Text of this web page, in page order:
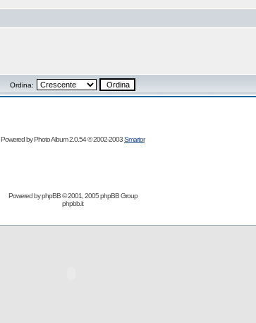
Ordina:
Powered by Photo Album 2.0.54 © 2002-2003Smartor
Powered byphpBB© 2001, 2005 phpBB Group
phpbb.it